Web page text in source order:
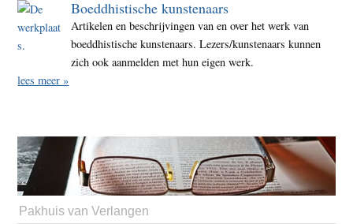
Boeddhistische kunstenaars
Artikelen en beschrijvingen van en over het werk van
boeddhistische kunstenaars. Lezers/kunstenaars kunnen
zich ook aanmelden met hun eigen werk.
lees meer »
Pakhuis van Verlangen